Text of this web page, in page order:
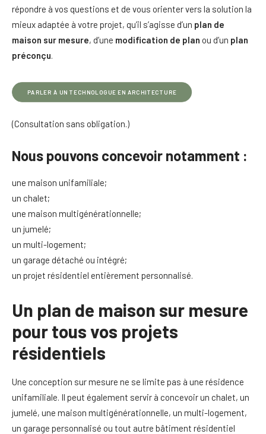
répondre à vos questions et de vous orienter vers la solution la
mieux adaptée à votre projet, qu’il s’agisse d’un plan de
maison sur mesure, d’une modification de plan ou d’un plan
préconçu.
PARLER À UN TECHNOLOGUE EN ARCHITECTURE
(Consultation sans obligation.)
Nous pouvons concevoir notamment :
une maison unifamiliale;
un chalet;
une maison multigénérationnelle;
un jumelé;
un multi-logement;
un garage détaché ou intégré;
un projet résidentiel entièrement personnalisé.
Un plan de maison sur mesure
pour tous vos projets
résidentiels
Une conception sur mesure ne se limite pas à une résidence
unifamiliale. Il peut également servir à concevoir un chalet, un
jumelé, une maison multigénérationnelle, un multi-logement,
un garage personnalisé ou tout autre bâtiment résidentiel